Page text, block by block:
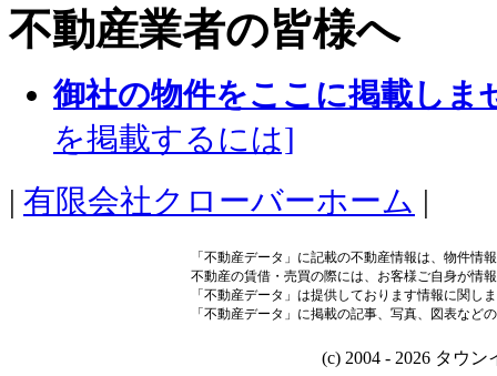
不動産業者の皆様へ
御社の物件をここに掲載しま
を掲載するには]
| 有限会社クローバーホーム |
「不動産データ」に記載の不動産情報は、物件情
不動産の賃借・売買の際には、お客様ご自身が情
「不動産データ」は提供しております情報に関し
「不動産データ」に掲載の記事、写真、図表など
(c) 2004 - 2026 タウ